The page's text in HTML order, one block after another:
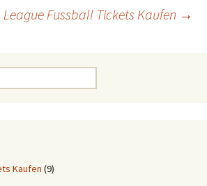
League Fussball Tickets Kaufen →
Kaufen (9)